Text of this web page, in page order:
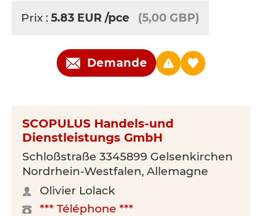
Prix : 5.83 EUR /pce (5,00 GBP)
Demande
SCOPULUS Handels-und
Dienstleistungs GmbH
Schloßstraße 3345899 Gelsenkirchen
Nordrhein-Westfalen, Allemagne
Olivier Lolack
*** Téléphone ***